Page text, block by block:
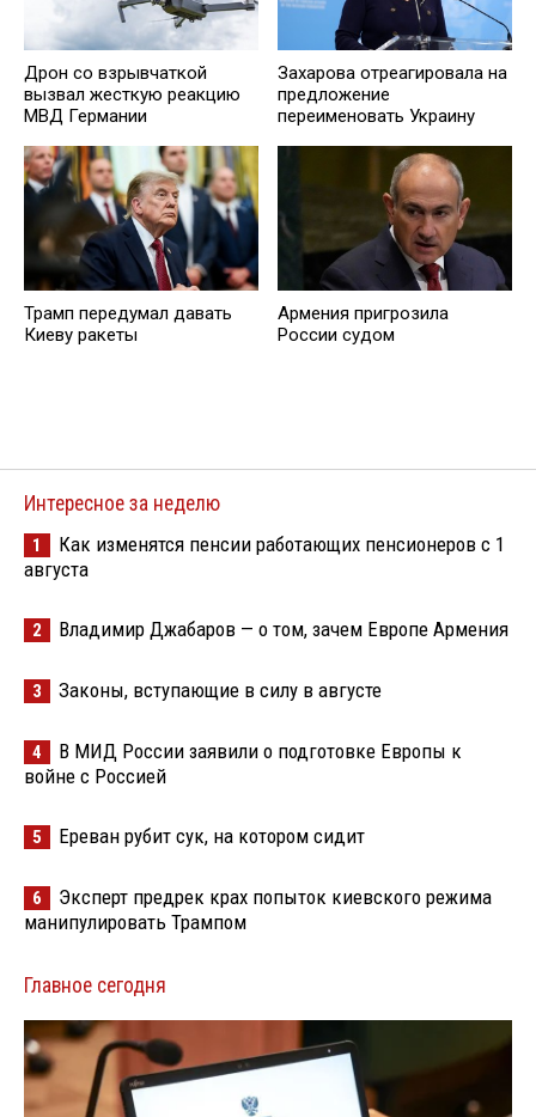
Дрон со взрывчаткой
вызвал жесткую реакцию
МВД Германии
Захарова отреагировала на
предложение
переименовать Украину
Трамп передумал давать
Киеву ракеты
Армения пригрозила
России судом
Интересное за неделю
1
Как изменятся пенсии работающих пенсионеров с 1
августа
2 Владимир Джабаров — о том, зачем Европе Армения
3 Законы, вступающие в силу в августе
4
В МИД России заявили о подготовке Европы к
войне с Россией
5 Ереван рубит сук, на котором сидит
6
Эксперт предрек крах попыток киевского режима
манипулировать Трампом
Главное сегодня